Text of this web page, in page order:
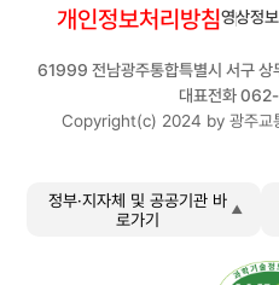
개인정보처리방침영상정
61999 전남광주통합특별시 서구
대표전화
Copyright(c) 2024 by 광주교
정부·지자체 및 공공기관 바
로가기